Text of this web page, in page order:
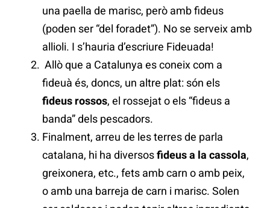
una paella de marisc, però amb fideus
(poden ser “del foradet”). No se serveix amb
allioli. I s’hauria d’escriure Fideuada!
Allò que a Catalunya es coneix com a
fideuà és, doncs, un altre plat: són els
fideus rossos, el rossejat o els “fideus a
banda” dels pescadors.
Finalment, arreu de les terres de parla
catalana, hi ha diversosfideus a la cassola,
greixonera, etc., fets amb carn o amb peix,
o amb una barreja de carn i marisc. Solen